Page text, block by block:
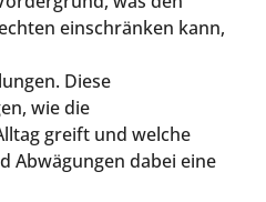
einschränken kann,
Diese
wie die
greift und welche
Abwägungen dabei eine